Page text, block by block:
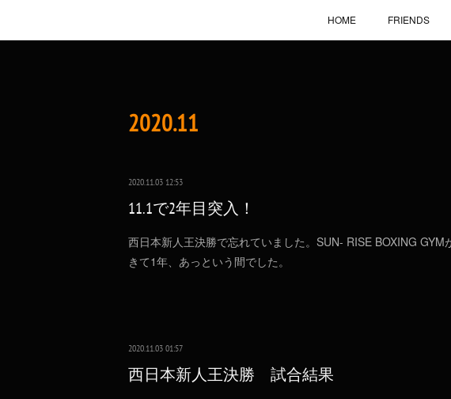
HOME FRIENDS
2020.11
2020.11.03 12:53
11.1で2年目突入！
西日本新人王決勝で忘れていました。SUN- RISE BOXING GYM
きて1年、あっという間でした。
2020.11.03 01:57
西日本新人王決勝 試合結果